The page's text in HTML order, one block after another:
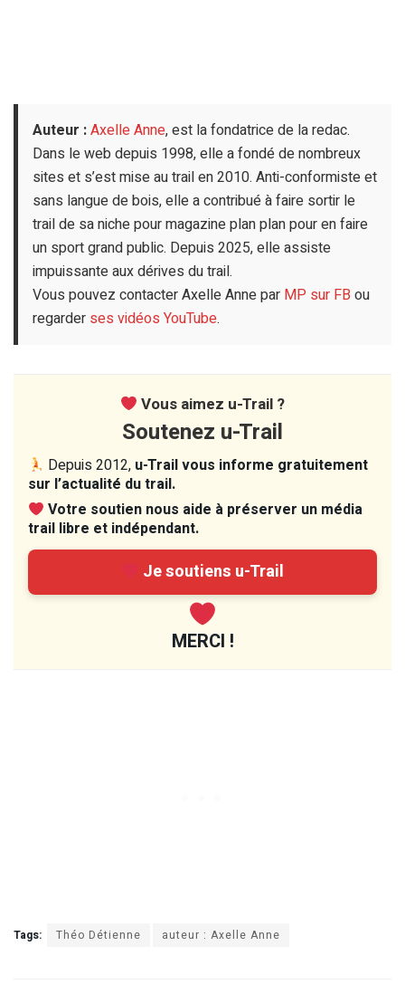
Auteur :Axelle Anne, est la fondatrice de la redac.
Dans le web depuis 1998, elle a fondé de nombreux
sites et s’est mise au trail en 2010. Anti-conformiste et
sans langue de bois, elle a contribué à faire sortir le
trail de sa niche pour magazine plan plan pour en faire
un sport grand public. Depuis 2025, elle assiste
impuissante aux dérives du trail.
Vous pouvez contacter Axelle Anne par MP sur FB ou
regarder ses vidéos YouTube.
Vous aimez u-Trail ?
Soutenez u-Trail
Depuis 2012, u-Trail vous informe gratuitement
sur l’actualité du trail.
Votre soutien nous aide à préserver un média
trail libre et indépendant.
Je soutiens u-Trail
MERCI !
Tags: Théo Détienne auteur : Axelle Anne